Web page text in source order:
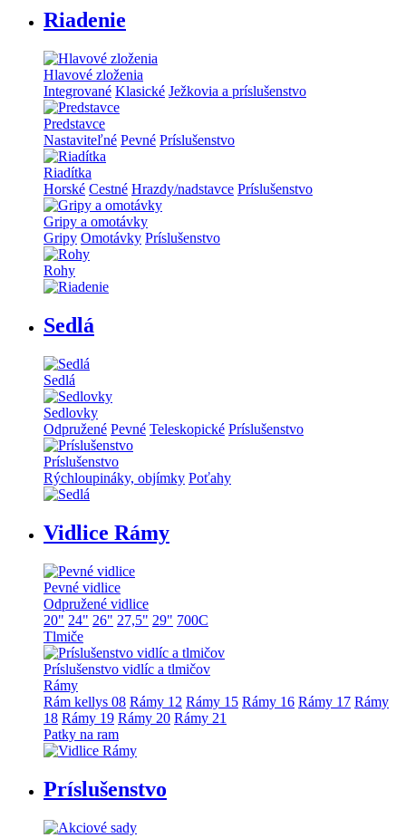
Riadenie
Hlavové zloženia
Integrované Klasické Ježkovia a príslušenstvo
Predstavce
Nastaviteľné Pevné Príslušenstvo
Riadítka
Horské Cestné Hrazdy/nadstavce Príslušenstvo
Gripy a omotávky
Gripy Omotávky Príslušenstvo
Rohy
Sedlá
Sedlá
Sedlovky
Odpružené Pevné Teleskopické Príslušenstvo
Príslušenstvo
Rýchloupináky, objímky Poťahy
Vidlice Rámy
Pevné vidlice
Odpružené vidlice
20" 24" 26" 27,5" 29" 700C
Tlmiče
Príslušenstvo vidlíc a tlmičov
Rámy
Rám kellys 08 Rámy 12 Rámy 15 Rámy 16 Rámy 17 Rámy
18 Rámy 19 Rámy 20 Rámy 21
Patky na ram
Príslušenstvo